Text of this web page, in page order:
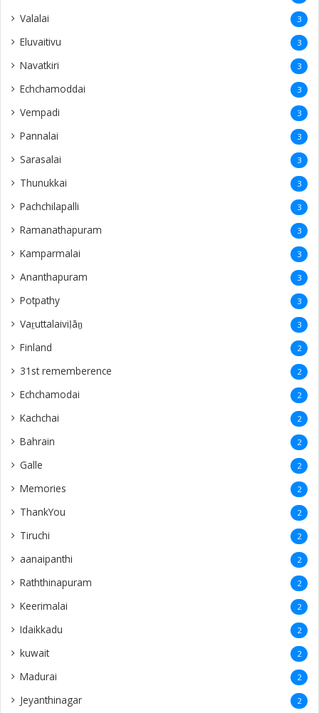
Valalai 3
Eluvaitivu 3
Navatkiri 3
Echchamoddai 3
Vempadi 3
Pannalai 3
Sarasalai 3
Thunukkai 3
Pachchilapalli 3
Ramanathapuram 3
Kamparmalai 3
Ananthapuram 3
‎Potpathy 3
Vaṟuttalaiviḷāṉ 3
Finland 2
31st rememberence 2
Echchamodai 2
Kachchai 2
Bahrain 2
Galle 2
Memories 2
ThankYou 2
Tiruchi 2
aanaipanthi 2
Raththinapuram 2
Keerimalai 2
Idaikkadu 2
kuwait 2
Madurai 2
Jeyanthinagar 2